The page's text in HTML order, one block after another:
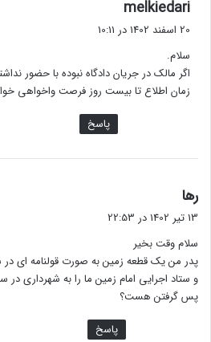
melkiedari
ت
20 اسفند 1402 در 10:11
سلام.
اگر مالک در جریان دادگاه نبوده با حضور
زمان اطلاع تا بیست روز فرصت واخواهی
پاسخ
رها
ف
ت
:
13 تیر 1402 در 22:53
سلام وقت بخیر
پدر من یک قطعه زمین به صورت قولنامه ای در سال
پس گرفتن هست؟
پاسخ